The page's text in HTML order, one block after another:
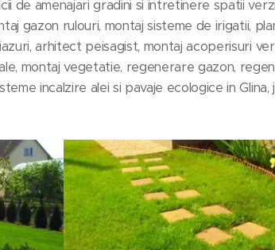
de amenajari gradini si intretinere spatii
gazon rulouri, montaj sisteme de irigatii,
arhitect peisagist, montaj acoperisuri
montaj vegetatie, regenerare gazon,
incalzire alei si pavaje ecologice in Glina,